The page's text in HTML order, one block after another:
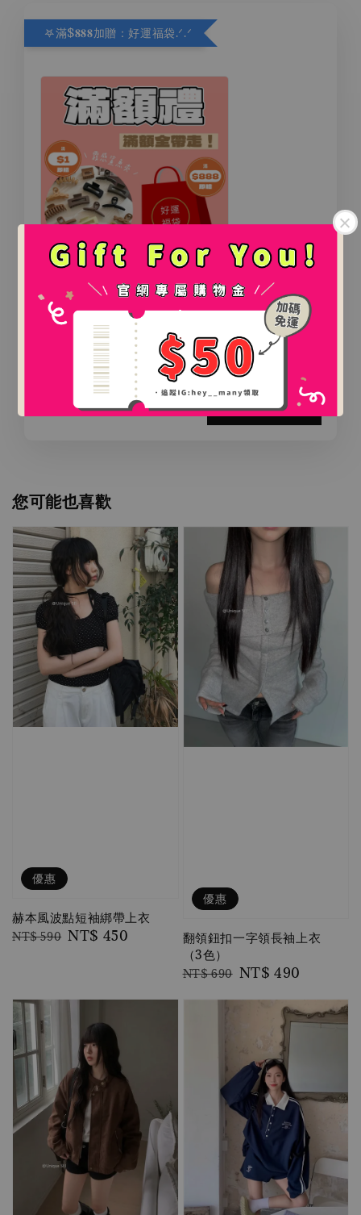
.
.
𖤐滿$𝟖𝟖𝟖加贈：好運福袋.ᐟ‪.ᐟ
氛圍感百搭鯊魚夾（2款）
NT$ 888
- +
加入購物車
您可能也喜歡
優惠
赫本風波點短袖綁帶上衣
Regular
NT$ 590 Sale
NT$ 450
優惠
翻領鈕扣一字領長袖上衣
（3色）
Regular
NT$ 690 Sale
NT$ 490